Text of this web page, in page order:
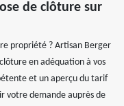
de clôture sur
propriété ? Artisan Berger
en adéquation à vos
et un aperçu du tarif
votre demande auprès de